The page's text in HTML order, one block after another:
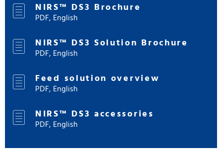
NIRS™ DS3 Brochure
PDF, English
NIRS™ DS3 Solution Brochure
PDF, English
Feed solution overview
PDF, English
NIRS™ DS3 accessories
PDF, English